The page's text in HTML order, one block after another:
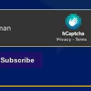
Subscribe